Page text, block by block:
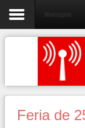
Municipios
Feria de